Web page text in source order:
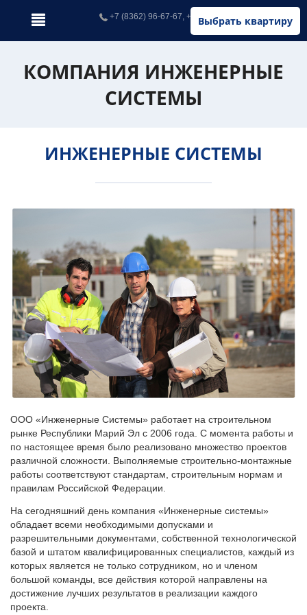
Выбрать квартиру
+7 (8362) 96-67-67, +7 (902) 326-67-67
КОМПАНИЯ ИНЖЕНЕРНЫЕ
СИСТЕМЫ
ИНЖЕНЕРНЫЕ СИСТЕМЫ
ООО «Инженерные Системы» работает на строительном
рынке Республики Марий Эл с 2006 года. С момента работы и
по настоящее время было реализовано множество проектов
различной сложности. Выполняемые строительно-монтажные
работы соответствуют стандартам, строительным нормам и
правилам Российской Федерации.
На сегодняшний день компания «Инженерные системы»
обладает всеми необходимыми допусками и
разрешительными документами, собственной технологической
базой и штатом квалифицированных специалистов, каждый из
которых является не только сотрудником, но и членом
большой команды, все действия которой направлены на
достижение лучших результатов в реализации каждого
проекта.